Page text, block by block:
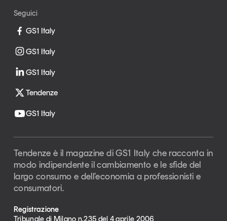
Seguici
GS1 Italy
GS1 Italy
GS1 Italy
Tendenze
GS1 Italy
Tendenze è il magazine di GS1 Italy che racconta in
modo indipendente il cambiamento e le sfide del
largo consumo e dell’economia a professionisti e
consumatori.
Registrazione
Tribunale di Milano n.235 del 4 aprile 2006